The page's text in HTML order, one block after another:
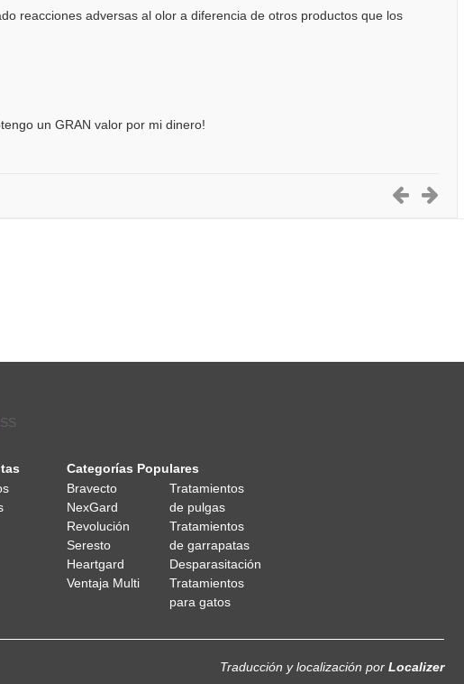
reacciones adversas al olor a diferencia de otros productos que los
un GRAN valor por mi dinero!
Categorías Populares
Bravecto
NexGard
Revolución
Seresto
Heartgard
Ventaja Multi
Tratamientos
de pulgas
Tratamientos
de garrapatas
Desparasitación
Tratamientos
para gatos
Traducción y localización por Localizer